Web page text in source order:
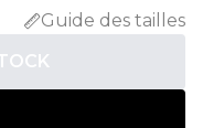
Guide des tailles